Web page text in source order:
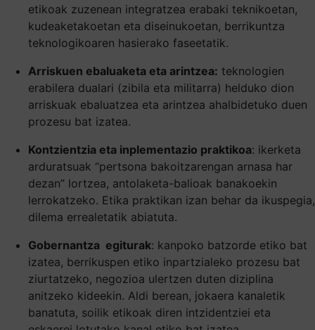
etikoak zuzenean integratzea erabaki teknikoetan,
kudeaketakoetan eta diseinukoetan, berrikuntza
teknologikoaren hasierako faseetatik.
Arriskuen ebaluaketa eta arintzea: teknologien
erabilera dualari (zibila eta militarra) helduko dion
arriskuak ebaluatzea eta arintzea ahalbidetuko duen
prozesu bat izatea.
Kontzientzia eta inplementazio praktikoa: ikerketa
arduratsuak “pertsona bakoitzarengan arnasa har
dezan” lortzea, antolaketa-balioak banakoekin
lerrokatzeko. Etika praktikan izan behar da ikuspegia,
dilema errealetatik abiatuta.
Gobernantza egiturak: kanpoko batzorde etiko bat
izatea, berrikuspen etiko inpartzialeko prozesu bat
ziurtatzeko, negozioa ulertzen duten diziplina
anitzeko kideekin. Aldi berean, jokaera kanaletik
banatuta, soilik etikoak diren intzidentziei eta